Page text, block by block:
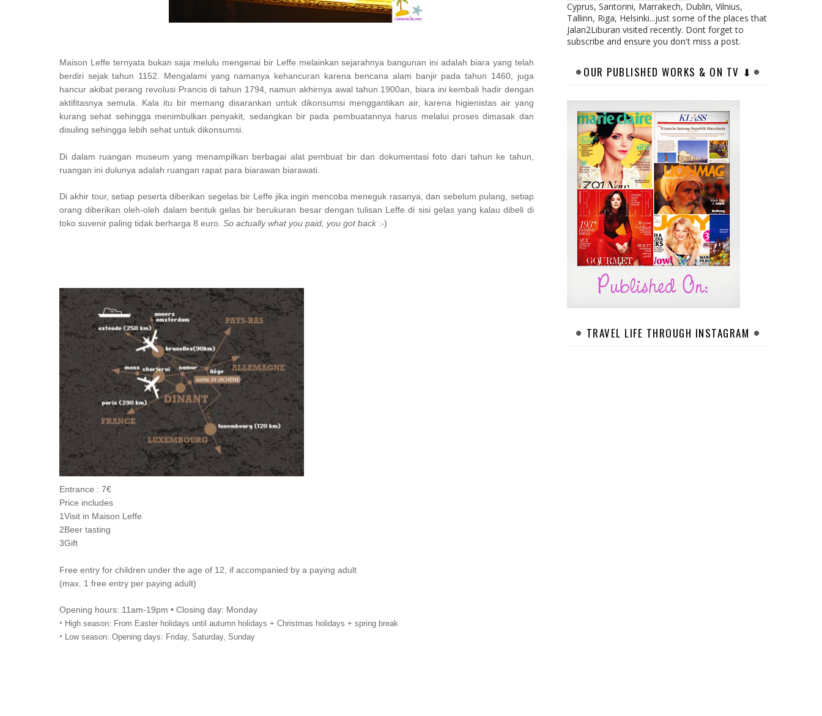
Maison Leffe ternyata bukan saja melulu mengenai bir Leffe melainkan sejarahnya bangunan ini adalah biara yang telah
berdiri sejak tahun 1152. Mengalami yang namanya kehancuran karena bencana alam banjir pada tahun 1460, juga
hancur akibat perang revolusi Prancis di tahun 1794, namun akhirnya awal tahun 1900an, biara ini kembali hadir dengan
aktifitasnya semula. Kala itu bir memang disarankan untuk dikonsumsi menggantikan air, karena higienistas air yang
kurang sehat sehingga menimbulkan penyakit, sedangkan bir pada pembuatannya harus melalui proses dimasak dan
disuling sehingga lebih sehat untuk dikonsumsi.
Di dalam ruangan museum yang menampilkan berbagai alat pembuat bir dan dokumentasi foto dari tahun ke tahun,
ruangan ini dulunya adalah ruangan rapat para biarawan biarawati.
Di akhir tour, setiap peserta diberikan segelas bir Leffe jika ingin mencoba meneguk rasanya, dan sebelum pulang, setiap
orang diberikan oleh-oleh dalam bentuk gelas bir berukuran besar dengan tulisan Leffe di sisi gelas yang kalau dibeli di
toko suvenir paling tidak berharga 8 euro. So actually what you paid, you got back :-)
Entrance : 7€
Price includes
1Visit in Maison Leffe
2Beer tasting
3Gift
Free entry for children under the age of 12, if accompanied by a paying adult
(max. 1 free entry per paying adult)
Opening hours: 11am-19pm • Closing day: Monday
• High season: From Easter holidays until autumn holidays + Christmas holidays + spring break
• Low season: Opening days: Friday, Saturday, Sunday
Cyprus, Santorini, Marrakech, Dublin, Vilnius,
Tallinn, Riga, Helsinki...just some of the places that
Jalan2Liburan visited recently. Dont forget to
subscribe and ensure you don't miss a post.
OUR PUBLISHED WORKS & ON TV ⬇︎
TRAVEL LIFE THROUGH INSTAGRAM